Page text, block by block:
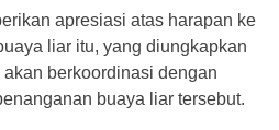
apresiasi atas harapan ke
liar itu, yang diungkapkan
berkoordinasi dengan
buaya liar tersebut.